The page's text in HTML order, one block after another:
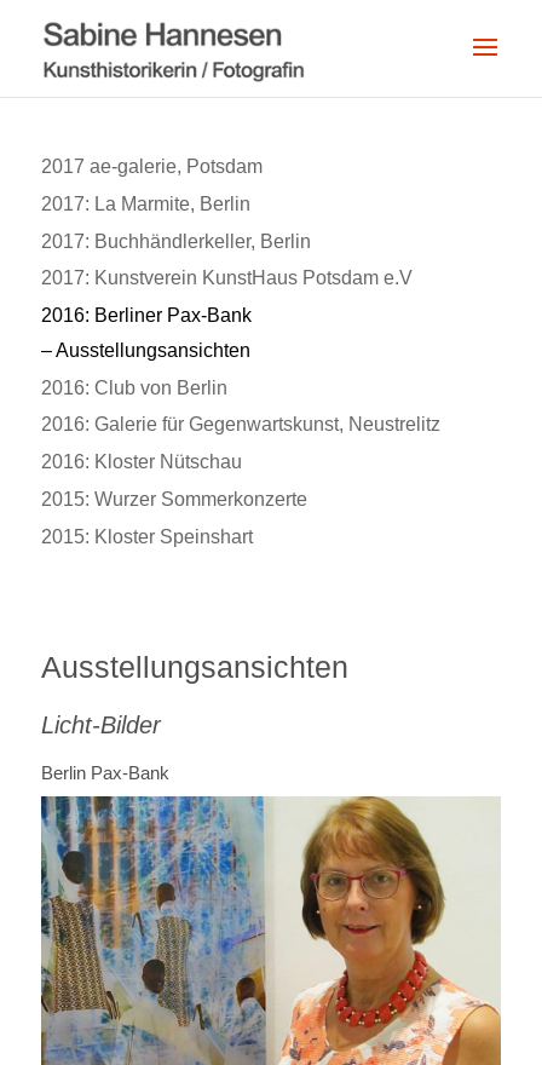
2017 ae-galerie, Potsdam
2017: La Marmite, Berlin
2017: Buchhändlerkeller, Berlin
2017: Kunstverein KunstHaus Potsdam e.V
2016: Berliner Pax-Bank
– Ausstellungsansichten
2016: Club von Berlin
2016: Galerie für Gegenwartskunst, Neustrelitz
2016: Kloster Nütschau
2015: Wurzer Sommerkonzerte
2015: Kloster Speinshart
Ausstellungsansichten
Licht-Bilder
Berlin Pax-Bank